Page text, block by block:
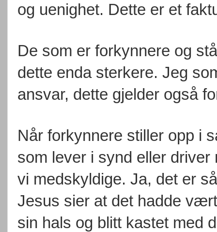
og uenighet. Dette er et
De som er forkynnere og
dette enda sterkere. Jeg
ansvar, dette gjelder også
Når forkynnere stiller opp i
som lever i synd eller
vi medskyldige. Ja, det er
Jesus sier at det hadde
sin hals og blitt kastet med